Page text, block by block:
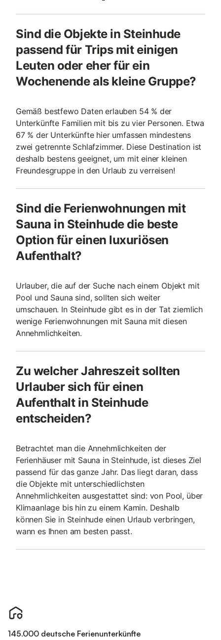
Sind die Objekte in Steinhude
passend für Trips mit einigen
Leuten oder eher für ein
Wochenende als kleine Gruppe?
Gemäß bestfewo Daten erlauben 54 % der
Unterkünfte Familien mit bis zu vier Personen. Etwa
67 % der Unterkünfte hier umfassen mindestens
zwei getrennte Schlafzimmer. Diese Destination ist
deshalb bestens geeignet, um mit einer kleinen
Freundesgruppe in den Urlaub zu verreisen!
Sind die Ferienwohnungen mit
Sauna in Steinhude die beste
Option für einen luxuriösen
Aufenthalt?
Urlauber, die auf der Suche nach einem Objekt mit
Pool und Sauna sind, sollten sich weiter
umschauen. In Steinhude gibt es in der Tat ziemlich
wenige Ferienwohnungen mit Sauna mit diesen
Annehmlichkeiten.
Zu welcher Jahreszeit sollten
Urlauber sich für einen
Aufenthalt in Steinhude
entscheiden?
Betrachtet man die Annehmlichkeiten der
Ferienhäuser mit Sauna in Steinhude, ist dieses Ziel
passend für das ganze Jahr. Das liegt daran, dass
die Objekte mit unterschiedlichsten
Annehmlichkeiten ausgestattet sind: von Pool, über
Klimaanlage bis hin zu einem Kamin. Deshalb
können Sie in Steinhude einen Urlaub verbringen,
wann es Ihnen am besten passt.
145.000 deutsche Ferienunterkünfte